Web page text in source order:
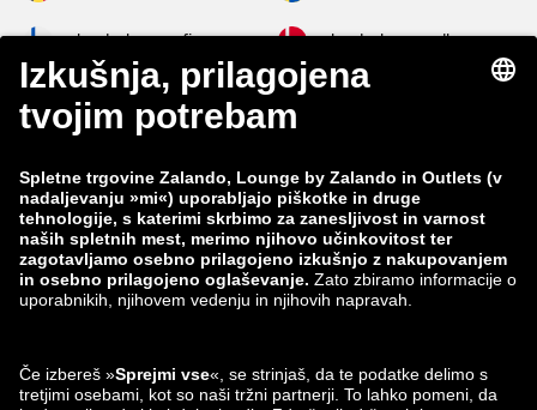
zalando-lounge.fi zalando-lounge.dk
zalando-lounge.co.uk zalando-lounge.pl
zalando-lounge.lt zalando-lounge.sk
zalando-lounge.ro zalando-lounge.hr
zalando-lounge.si zalando-lounge.hu